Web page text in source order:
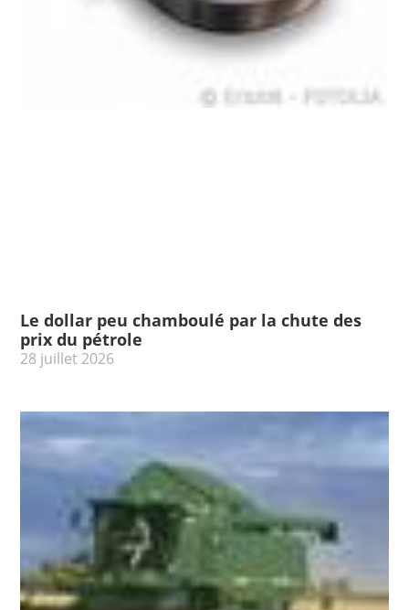
Le dollar peu chamboulé par la chute des
prix du pétrole
28 juillet 2026